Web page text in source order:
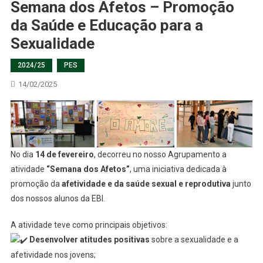
Semana dos Afetos – Promoção
da Saúde e Educação para a
Sexualidade
2024/25 PES
14/02/2025
No dia 14 de fevereiro, decorreu no nosso Agrupamento a
atividade “Semana dos Afetos”, uma iniciativa dedicada à
promoção daafetividade e da saúde sexual e reprodutivajunto
dos nossos alunos da EBI.
A atividade teve como principais objetivos:
Desenvolver atitudes positivas sobre a sexualidade e a
afetividade nos jovens;